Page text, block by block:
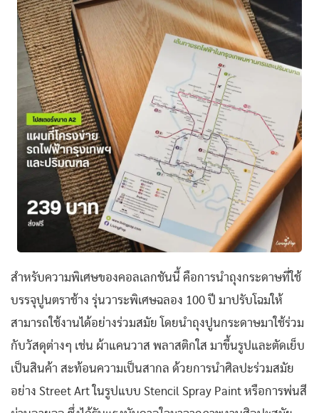
สำหรับความพิเศษของคอลเลกชันนี้ คือการนำถุงกระดาษที่ใช้
บรรจุปูนตราช้าง รุ่นวาระพิเศษฉลอง 100 ปี มาปรับโฉมให้
สามารถใช้งานได้อย่างร่วมสมัย โดยนำถุงปูนกระดาษมาใช้ร่วม
กับวัสดุต่างๆ เช่น ผ้าแคนวาส พลาสติกใส มาขึ้นรูปและตัดเย็บ
เป็นสินค้า สะท้อนความเป็นสากล ด้วยการนำศิลปะร่วมสมัย
อย่าง Street Art ในรูปแบบ Stencil Spray Paint หรือการพ่นสี